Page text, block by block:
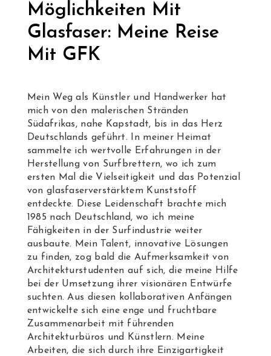
Möglichkeiten Mit
Glasfaser: Meine Reise
Mit GFK
Mein Weg als Künstler und Handwerker hat
mich von den malerischen Stränden
Südafrikas, nahe Kapstadt, bis in das Herz
Deutschlands geführt. In meiner Heimat
sammelte ich wertvolle Erfahrungen in der
Herstellung von Surfbrettern, wo ich zum
ersten Mal die Vielseitigkeit und das Potenzial
von glasfaserverstärktem Kunststoff
entdeckte. Diese Leidenschaft brachte mich
1985 nach Deutschland, wo ich meine
Fähigkeiten in der Surfindustrie weiter
ausbaute. Mein Talent, innovative Lösungen
zu finden, zog bald die Aufmerksamkeit von
Architekturstudenten auf sich, die meine Hilfe
bei der Umsetzung ihrer visionären Entwürfe
suchten. Aus diesen kollaborativen Anfängen
entwickelte sich eine enge und fruchtbare
Zusammenarbeit mit führenden
Architekturbüros und Künstlern. Meine
Arbeiten, die sich durch ihre Einzigartigkeit